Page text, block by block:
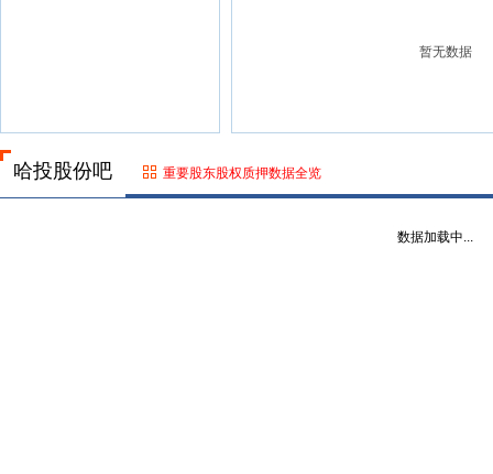
暂无数据
哈投股份吧 重要股东股权质押数据全览